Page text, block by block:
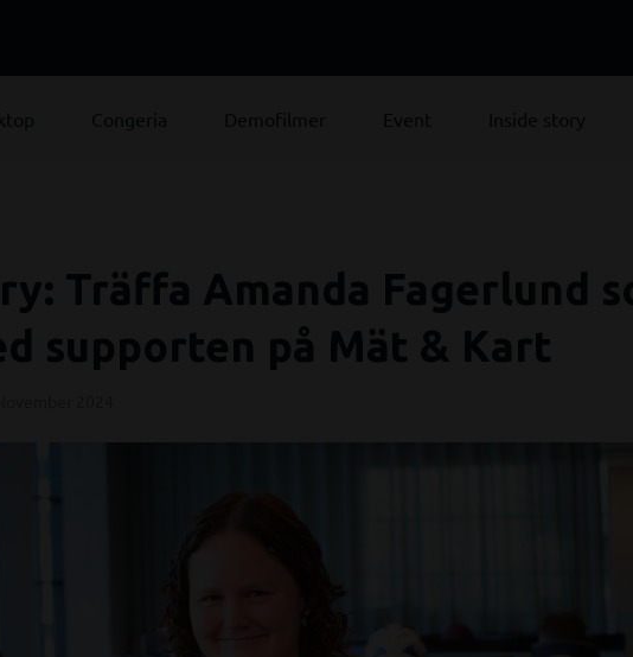
Träffa Amanda Fagerlund
supporten på Mät & Kart